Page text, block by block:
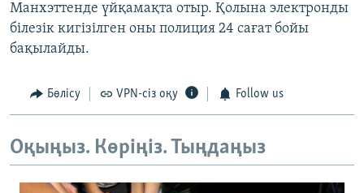
Манхэттенде үйқамақта отыр. Қолына электронды
білезік кигізілген оны полиция 24 сағат бойы
бақылайды.
Бөлісу VPN-сіз оқу Follow us
Оқыңыз. Көріңіз. Тыңдаңыз